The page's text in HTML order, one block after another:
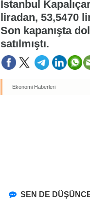
İstanbul
liradan, 53,5470
Son kapanışta
satılmıştı.
Ekonomi Haberleri
SEN DE